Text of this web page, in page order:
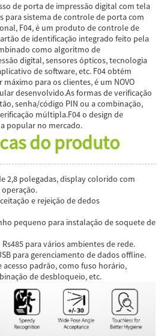
de porta de impressão digital com tela
para sistema de controle de porta com
F04, é um produto de controle de
de identificação integrado feito pela
como algoritmo de
digital, sensores ópticos, tecnologia
de software, etc. F04 obtém
para os clientes, é um NOVO
desenvolvido.As formas de verificação
senha/código PIN ou a combinação,
múltipla.F04 o design de
popular no mercado.
do produto
2,8 polegadas, display colorido com
e rejeição de dedos
pequeno para instalação de soquete de
para vários ambientes de rede.
para gerenciamento de dados offline.
acesso padrão, como fuso horário,
de desbloqueio, etc.